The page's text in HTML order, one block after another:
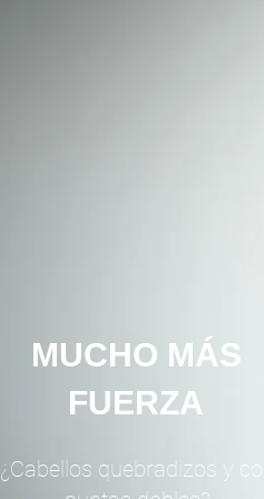
¿Cabellos quebradizos y
MUCHO MÁS
FUERZA